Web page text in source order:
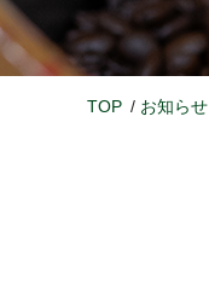
TOP お知らせ